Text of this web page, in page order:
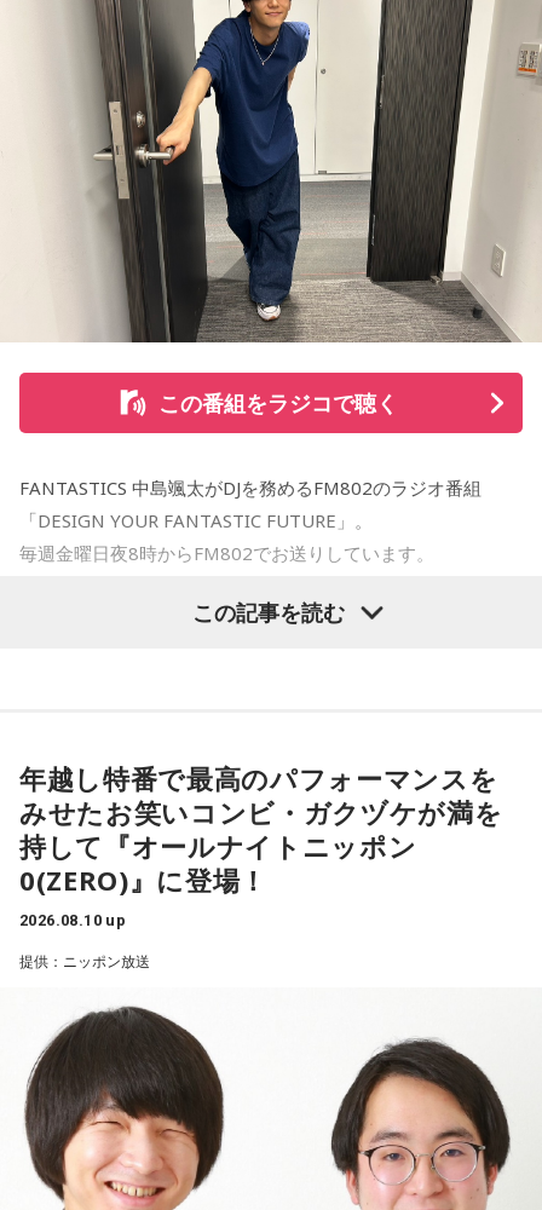
った流れの中で自然に流れていく。みんなのエネルギーを全
部受け取って、流れのまま流れていく一夜を過ごせたらいい
のかなって」
森友にとって、ライブは事前にすべてを決めるものではな
い。観客の拍手や歌声、歓声、表情、涙など、その場で生ま
れるものを受け取ることで、「その一夜の一瞬一瞬が生まれ
ていく」と語った。また、今回のラストライブツアーについ
て、「ライブというよりは、俺たちにとっては生き様、生き
方をこういう形に選んだ。だからライブじゃなくて生き様そ
のものだった」と振り返った。「ライブを完璧にちゃんとや
るってことがゴールじゃなくて、限りある時間の中で今日と
いう一日を、一夜を、この瞬間を全力で生きること。その積
み重ねなんじゃないのかな」
日本武道館でのファイナルも、最後だから特別なのではな
く、「この一夜を俺たちらしく、その日を精一杯最高に生き
たい」と森友。番組では、今回のツアーで語られてきた物語
をもとに制作した絵本を、武道館公演で販売することも発表
した。会場では、ファンに喜んでもらうためのさまざまな準
全てを受け取って帰っていて欲しい」と呼びかけた。約10年
にわたる再始動後の歩みを経て、T-BOLANはいよいよ日本武
道館のステージへ。「その夜は全部出し切って笑っていた
い」森友がそう語るラストライブで、どんな一夜が生まれる
のか。8月10日、日本武道館でその瞬間を迎える。
番組ではさらに、T-BOLANの活動再開から現在に至るまでの
野博文との出来事についてもトークを展開。ラストライブを
目前に控えた森友嵐士の言葉を、ぜひ番組でチェックしてほ
しい。詳しくはradikoタイムフリーで！
この番組をラジコで聴く
FANTASTICS 中島颯太がDJを務めるFM802のラジオ番組
「DESIGN YOUR FANTASTIC FUTURE」。
毎週金曜日夜8時からFM802でお送りしています。
今夜は録音そたでお届けしました！お付き合いいただきあり
番組のオープニングでは、吹奏楽コンクールで金賞を受賞し
たリスナーさんからの嬉しい報告が。昨年の悔しさをバネに
仲間と積み重ねてきた努力が実を結んだというエピソード
に、颯太氏も高校3年生の夏休み、FANTASTICSのオーディシ
ョンに挑戦していた当時を振り返り。合宿審査などを経て、
夢だったグループのメンバーに選ばれたあの夏は、「自分の
出なんだそうです◎
さらに、小学生時代の同級生との再会を報告してくれたリス
ナーさんからのメッセージをきっかけに、颯太氏も久しぶり
に高校時代の仲良し4人組で集まったエピソードを。焼肉を食
べて、ラウンドワンのスポッチャへ。「懐かしい〜」の一言
この記事を読む
年越し特番で最高のパフォーマンスを
みせたお笑いコンビ・ガクヅケが満を
持して『オールナイトニッポン
0(ZERO)』に登場！
2026.08.10 up
提供：ニッポン放送